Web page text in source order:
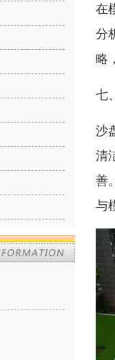
在
分
略
七
沙
清
善
与